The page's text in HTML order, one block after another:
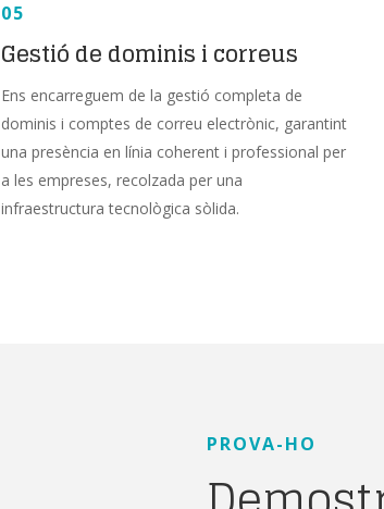
05
Gestió de dominis i correus
Ens encarreguem de la gestió completa de
dominis i comptes de correu electrònic, garantint
una presència en línia coherent i professional per
a les empreses, recolzada per una
infraestructura tecnològica sòlida.
PROVA-HO